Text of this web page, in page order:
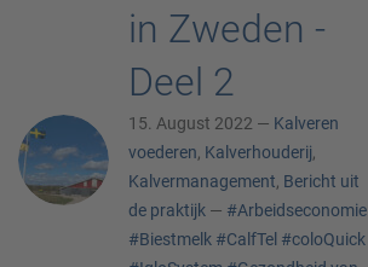
in Zweden -
Deel 2
15. August 2022 — Kalveren
voederen, Kalverhouderij,
Kalvermanagement, Bericht uit
de praktijk — #Arbeidseconomie
#Biestmelk #CalfTel #coloQuick